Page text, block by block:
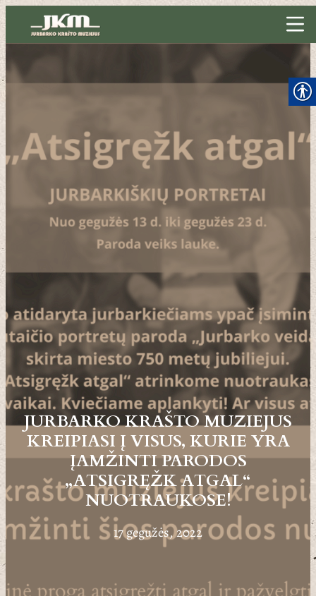
JURBARKO KRAŠTO MUZIEJUS
KREIPIASI Į VISUS, KURIE YRA
ĮAMŽINTI PARODOS
„ATSIGRĘŽK ATGAL“
NUOTRAUKOSE!
17 gegužės, 2022